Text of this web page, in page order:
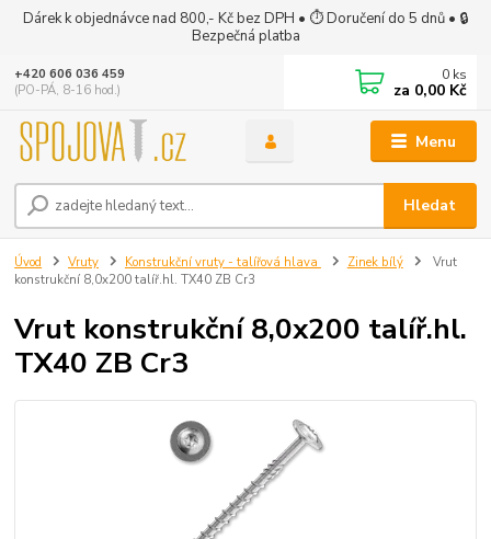
Dárek k objednávce nad 800,- Kč bez DPH • ⏱ Doručení do 5 dnů • 🔒
Bezpečná platba
Menu
Hledat
+420 606 036 459
(PO-PÁ, 8-16 hod.)
0 ks
za 0,00 Kč
Úvod Vruty Konstrukční vruty - talířová hlava Zinek bílý
Vrut
konstrukční 8,0x200 talíř.hl. TX40 ZB Cr3
Vrut konstrukční 8,0x200 talíř.hl.
TX40 ZB Cr3